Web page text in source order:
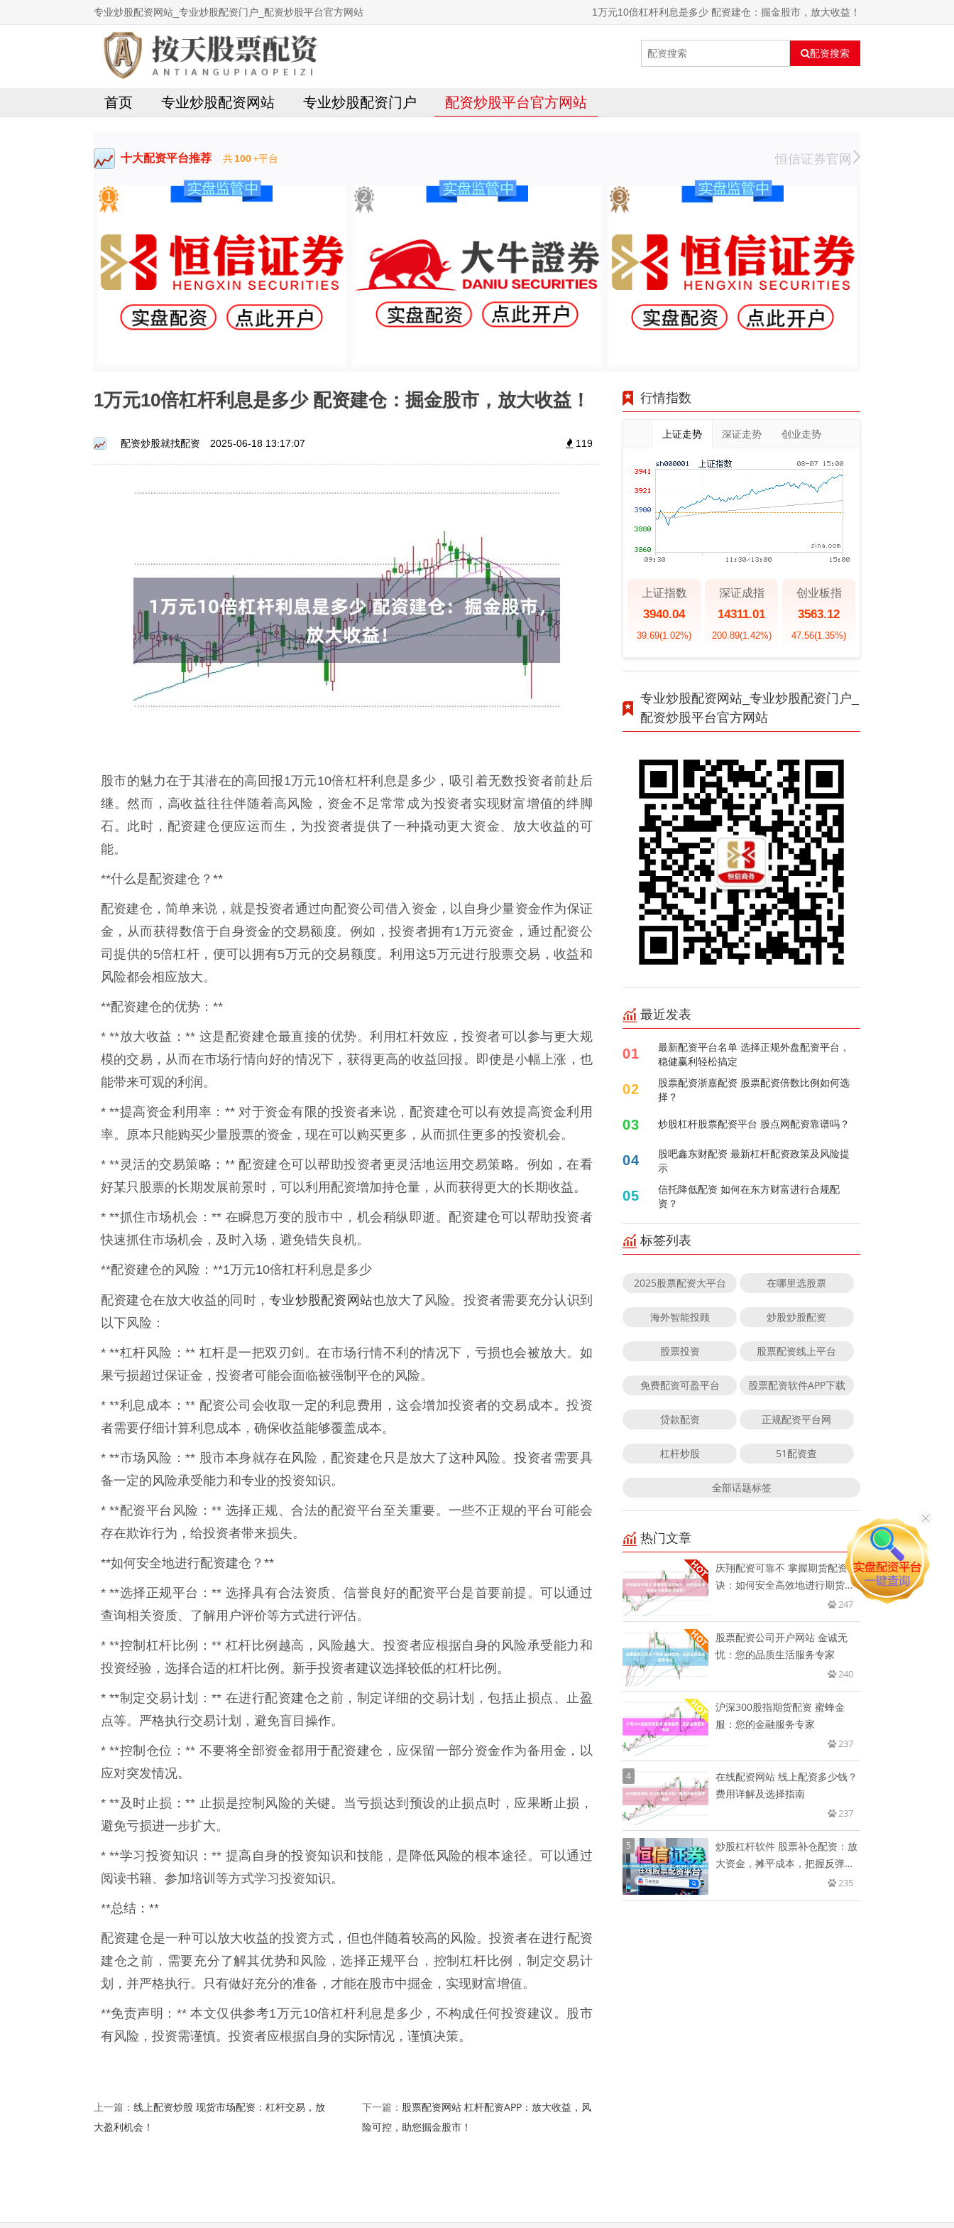
专业炒股配资网站_专业炒股配资门户_配资炒股平台官方网站 1万元10倍杠杆利息是多少 配资建仓：掘金股市，放大收益！
配资搜索
首页 专业炒股配资网站 专业炒股配资门户 配资炒股平台官方网站
十大配资平台推荐 共100+平台 恒信证券官网
1万元10倍杠杆利息是多少 配资建仓：掘金股市，放大收益！
配资炒股就找配资 2025-06-18 13:17:07 119
股市的魅力在于其潜在的高回报1万元10倍杠杆利息是多少，吸引着无数投资者前赴后
继。然而，高收益往往伴随着高风险，资金不足常常成为投资者实现财富增值的绊脚
石。此时，配资建仓便应运而生，为投资者提供了一种撬动更大资金、放大收益的可
能。
**什么是配资建仓？**
配资建仓，简单来说，就是投资者通过向配资公司借入资金，以自身少量资金作为保证
金，从而获得数倍于自身资金的交易额度。例如，投资者拥有1万元资金，通过配资公
司提供的5倍杠杆，便可以拥有5万元的交易额度。利用这5万元进行股票交易，收益和
风险都会相应放大。
**配资建仓的优势：**
* **放大收益：** 这是配资建仓最直接的优势。利用杠杆效应，投资者可以参与更大规
模的交易，从而在市场行情向好的情况下，获得更高的收益回报。即使是小幅上涨，也
能带来可观的利润。
* **提高资金利用率：** 对于资金有限的投资者来说，配资建仓可以有效提高资金利用
率。原本只能购买少量股票的资金，现在可以购买更多，从而抓住更多的投资机会。
* **灵活的交易策略：** 配资建仓可以帮助投资者更灵活地运用交易策略。例如，在看
好某只股票的长期发展前景时，可以利用配资增加持仓量，从而获得更大的长期收益。
* **抓住市场机会：** 在瞬息万变的股市中，机会稍纵即逝。配资建仓可以帮助投资者
快速抓住市场机会，及时入场，避免错失良机。
**配资建仓的风险：**1万元10倍杠杆利息是多少
配资建仓在放大收益的同时，专业炒股配资网站也放大了风险。投资者需要充分认识到
以下风险：
* **杠杆风险：** 杠杆是一把双刃剑。在市场行情不利的情况下，亏损也会被放大。如
果亏损超过保证金，投资者可能会面临被强制平仓的风险。
* **利息成本：** 配资公司会收取一定的利息费用，这会增加投资者的交易成本。投资
者需要仔细计算利息成本，确保收益能够覆盖成本。
* **市场风险：** 股市本身就存在风险，配资建仓只是放大了这种风险。投资者需要具
备一定的风险承受能力和专业的投资知识。
* **配资平台风险：** 选择正规、合法的配资平台至关重要。一些不正规的平台可能会
存在欺诈行为，给投资者带来损失。
**如何安全地进行配资建仓？**
* **选择正规平台：** 选择具有合法资质、信誉良好的配资平台是首要前提。可以通过
查询相关资质、了解用户评价等方式进行评估。
* **控制杠杆比例：** 杠杆比例越高，风险越大。投资者应根据自身的风险承受能力和
投资经验，选择合适的杠杆比例。新手投资者建议选择较低的杠杆比例。
* **制定交易计划：** 在进行配资建仓之前，制定详细的交易计划，包括止损点、止盈
点等。严格执行交易计划，避免盲目操作。
* **控制仓位：** 不要将全部资金都用于配资建仓，应保留一部分资金作为备用金，以
应对突发情况。
* **及时止损：** 止损是控制风险的关键。当亏损达到预设的止损点时，应果断止损，
避免亏损进一步扩大。
* **学习投资知识：** 提高自身的投资知识和技能，是降低风险的根本途径。可以通过
阅读书籍、参加培训等方式学习投资知识。
**总结：**
配资建仓是一种可以放大收益的投资方式，但也伴随着较高的风险。投资者在进行配资
建仓之前，需要充分了解其优势和风险，选择正规平台，控制杠杆比例，制定交易计
划，并严格执行。只有做好充分的准备，才能在股市中掘金，实现财富增值。
**免责声明：** 本文仅供参考1万元10倍杠杆利息是多少，不构成任何投资建议。股市
有风险，投资需谨慎。投资者应根据自身的实际情况，谨慎决策。
上一篇： 线上配资炒股 现货市场配资：杠杆交易，放
大盈利机会！
下一篇： 股票配资网站 杠杆配资APP：放大收益，风
险可控，助您掘金股市！
行情指数
上证走势 深证走势 创业走势
上证指数
3940.04
39.69(1.02%)
深证成指
14311.01
200.89(1.42%)
创业板指
3563.12
47.56(1.35%)
专业炒股配资网站_专业炒股配资门户_
配资炒股平台官方网站
最近发表
01
最新配资平台名单 选择正规外盘配资平台，
稳健赢利轻松搞定
02
股票配资浙嘉配资 股票配资倍数比例如何选
择？
03 炒股杠杆股票配资平台 股点网配资靠谱吗？
04
股吧鑫东财配资 最新杠杆配资政策及风险提
示
05
信托降低配资 如何在东方财富进行合规配
资？
标签列表
2025股票配资大平台 在哪里选股票
海外智能投顾 炒股炒股配资
股票投资 股票配资线上平台
免费配资可盈平台 股票配资软件APP下载
贷款配资 正规配资平台网
杠杆炒股 51配资查
全部话题标签
热门文章
庆翔配资可靠不 掌握期货配资秘
诀：如何安全高效地进行期货配
247
股票配资公司开户网站 金诚无
忧：您的品质生活服务专家
240
沪深300股指期货配资 蜜蜂金
服：您的金融服务专家
237
4
在线配资网站 线上配资多少钱？
费用详解及选择指南
237
5
炒股杠杆软件 股票补仓配资：放
大资金，摊平成本，把握反弹机
235